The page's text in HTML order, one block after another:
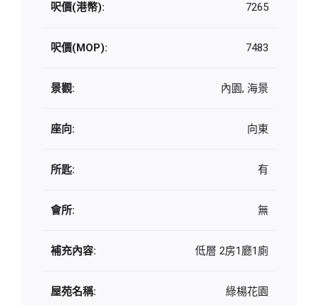
呎價(港幣): 7265
呎價(MOP): 7483
景觀: 內園, 海景
座向: 向東
所匙: 有
會所: 無
補充內容: 低層 2房1廳1廁
屋苑名稱: 綠楊花園